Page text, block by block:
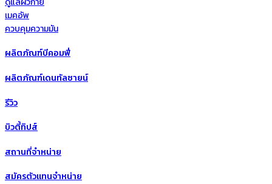
เมคอัพ
ควบคุมความมัน
ผลิตภัณฑ์บีคอมฟี่
ผลิตภัณฑ์เดนทัลซายน์
รีวิว
บิวตี้ทิปส์
สถานที่จำหน่าย
สมัครตัวแทนจำหน่าย